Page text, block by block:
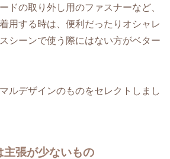
ドの取り外し用のファスナーなど、
用する時は、便利だったりオシャレ
シーンで使う際にはない方がベター
ルデザインのものをセレクトしまし
張が少ないもの